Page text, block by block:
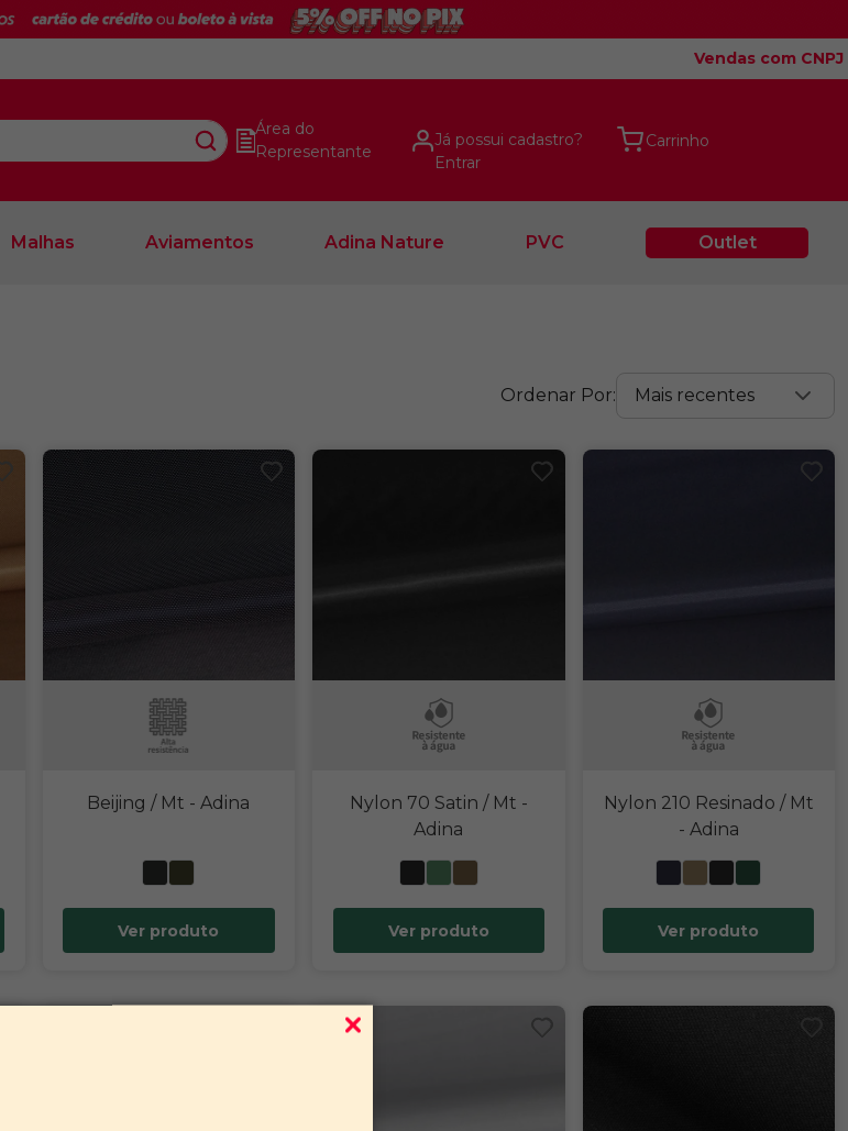
Vendas com CNPJ
Área do
Representante
Já possui cadastro?
Entrar
Malhas Aviamentos Adina Nature PVC Outlet
Mais recentes
Beijing / Mt - Adina
Ver produto
Nylon 70 Satin / Mt -
Adina
Ver produto
Nylon 210 Resinado / Mt
- Adina
Ver produto